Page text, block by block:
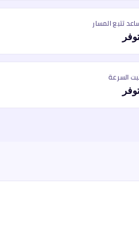
تتبع المسار
السرعة